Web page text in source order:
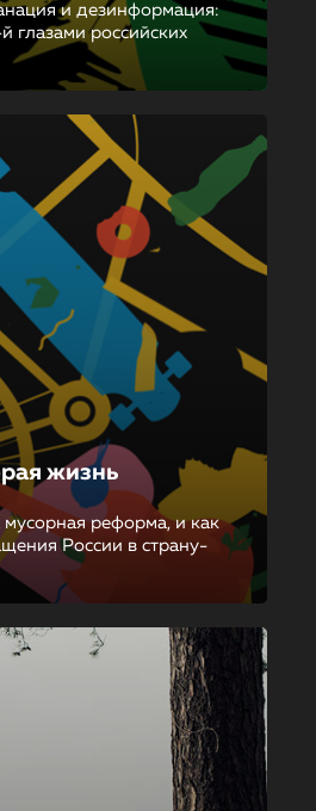
и дезинформация:
глазами российских
жизнь
мусорная реформа, и как
России в страну-